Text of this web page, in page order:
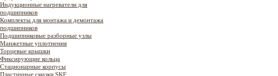
Индукционные нагреватели для
подшипников
Комплекты для монтажа и демонтажа
подшипников
Подшипниковые разборные узлы
Манжетные уплотнения
Торцевые крышки
Фиксирующие кольца
Стационарные корпусы
Пластичные смазки SKF